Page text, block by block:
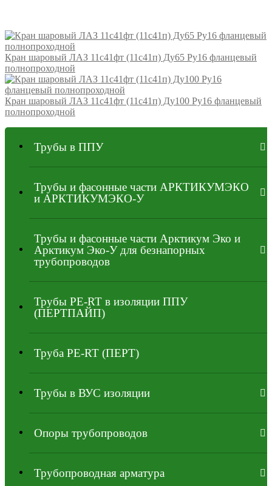
Кран шаровый ЛАЗ 11с41фт (11с41п) Ду65 Ру16 фланцевый
полнопроходной
Кран шаровый ЛАЗ 11с41фт (11с41п) Ду100 Ру16 фланцевый
полнопроходной
Трубы в ППУ
Трубы и фасонные части АРКТИКУМЭКО
и АРКТИКУМЭКО-У
Трубы и фасонные части Арктикум Эко и
Арктикум Эко-У для безнапорных
трубопроводов
Трубы PE-RT в изоляции ППУ
(ПЕРТПАЙП)
⁠Трубa PE-RT (ПЕРТ)
Трубы в ВУС изоляции
Опоры трубопроводов
Трубопроводная арматура